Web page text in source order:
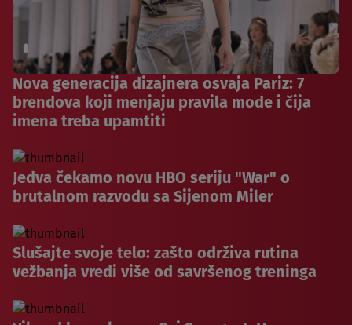
Nova generacija dizajnera osvaja Pariz: 7
brendova koji menjaju pravila mode i čija
imena treba upamtiti
Jedva čekamo novu HBO seriju "War" o
brutalnom razvodu sa Sijenom Miler
Slušajte svoje telo: zašto održiva rutina
vežbanja vredi više od savršenog treninga